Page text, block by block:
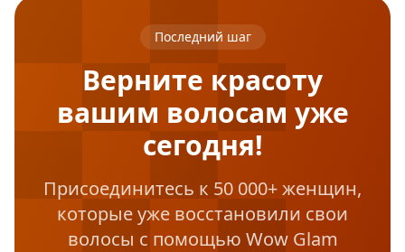
Последний шаг
Верните красоту
вашим волосам уже
сегодня!
Присоединитесь к 50 000+ женщин,
которые уже восстановили свои
волосы с помощью Wow Glam